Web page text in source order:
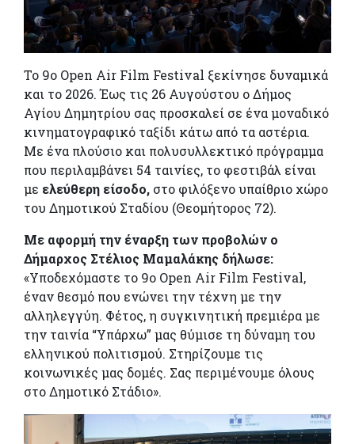
Το 9ο Open Air Film Festival ξεκίνησε δυναμικά
και το 2026. Έως τις 26 Αυγούστου ο Δήμος
Αγίου Δημητρίου σας προσκαλεί σε ένα μοναδικό
κινηματογραφικό ταξίδι κάτω από τα αστέρια.
Με ένα πλούσιο και πολυσυλλεκτικό πρόγραμμα
που περιλαμβάνει 54 ταινίες, το φεστιβάλ είναι
με ελεύθερη είσοδο, στο φιλόξενο υπαίθριο χώρο
του Δημοτικού Σταδίου (Θεομήτορος 72).
Με αφορμή την έναρξη των προβολών ο
Δήμαρχος Στέλιος Μαμαλάκης δήλωσε:
«Υποδεχόμαστε το 9ο Open Air Film Festival,
έναν θεσμό που ενώνει την τέχνη με την
αλληλεγγύη. Φέτος, η συγκινητική πρεμιέρα με
την ταινία “Υπάρχω” μας θύμισε τη δύναμη του
ελληνικού πολιτισμού. Στηρίζουμε τις
κοινωνικές μας δομές. Σας περιμένουμε όλους
στο Δημοτικό Στάδιο».